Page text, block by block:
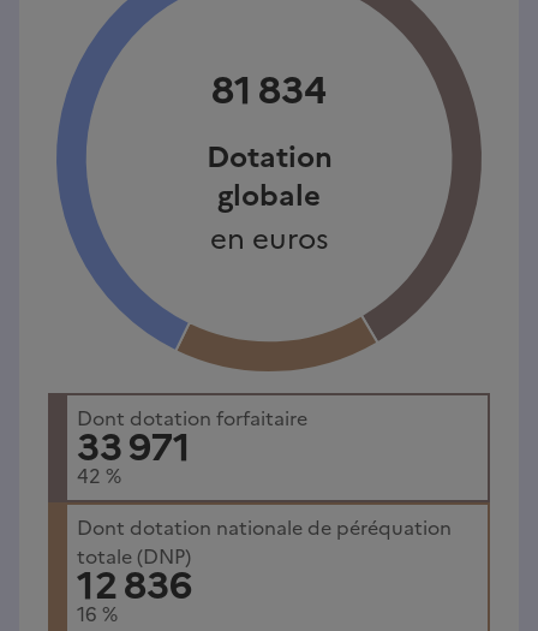
81 834
Dotation
globale
en euros
Dont dotation forfaitaire
33 971
42 %
Dont dotation nationale de péréquation
totale (DNP)
12 836
16 %